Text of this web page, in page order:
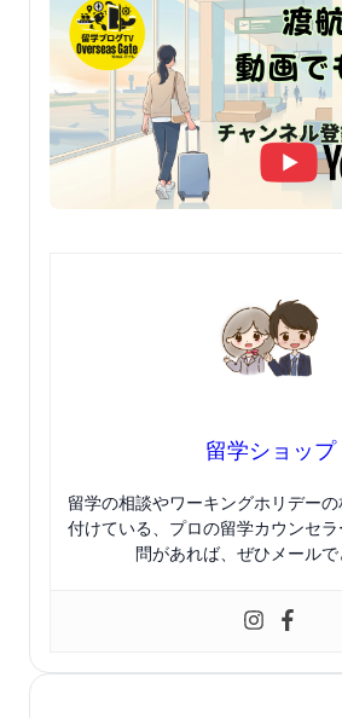
留学ショップ
留学の相談やワーキングホリデー
付けている、プロの留学カウンセ
問があれば、ぜひメールで